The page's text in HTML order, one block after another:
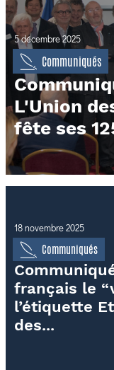
5 décembre 2025
Communiqués
L'Union
fête ses
18 novembre 2025
Communiqués
français le
l’étiquette
des...